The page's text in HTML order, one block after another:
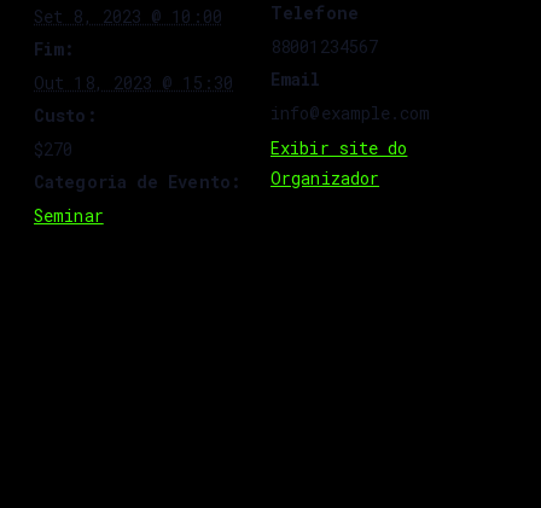
Set 8, 2023 @ 10:00
Fim:
Out 18, 2023 @ 15:30
Custo:
$270
Categoria de Evento:
Seminar
Telefone
88001234567
Email
info@example.com
Exibir site do
Organizador